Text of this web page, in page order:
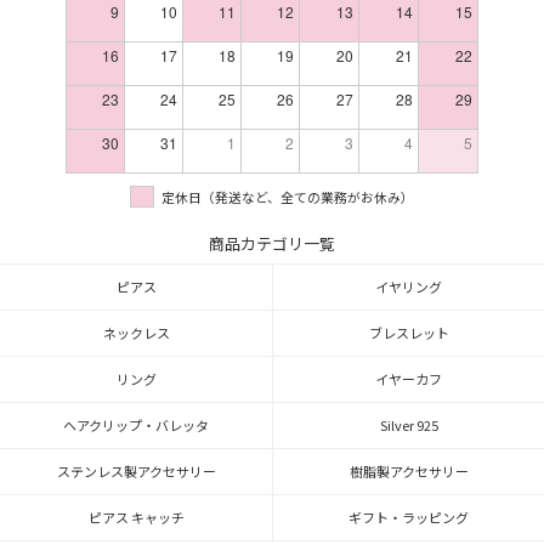
9 10 11 12 13 14 15
16 17 18 19 20 21 22
23 24 25 26 27 28 29
30 31 1 2 3 4 5
定休日（発送など、全ての業務がお休み）
商品カテゴリ一覧
ピアス イヤリング
ネックレス ブレスレット
リング イヤーカフ
ヘアクリップ・バレッタ Silver 925
ステンレス製アクセサリー 樹脂製アクセサリー
ピアス キャッチ ギフト・ラッピング